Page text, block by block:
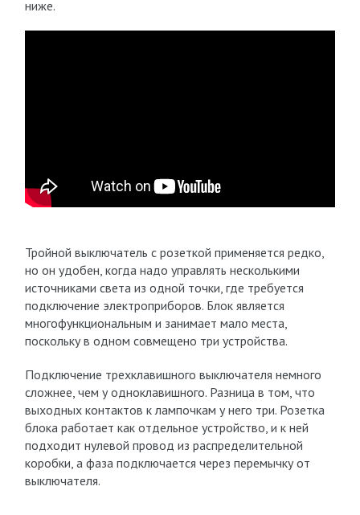
ниже.
Тройной выключатель с розеткой применяется редко,
но он удобен, когда надо управлять несколькими
источниками света из одной точки, где требуется
подключение электроприборов. Блок является
многофункциональным и занимает мало места,
поскольку в одном совмещено три устройства.
Подключение трехклавишного выключателя немного
сложнее, чем у одноклавишного. Разница в том, что
выходных контактов к лампочкам у него три. Розетка
блока работает как отдельное устройство, и к ней
подходит нулевой провод из распределительной
коробки, а фаза подключается через перемычку от
выключателя.